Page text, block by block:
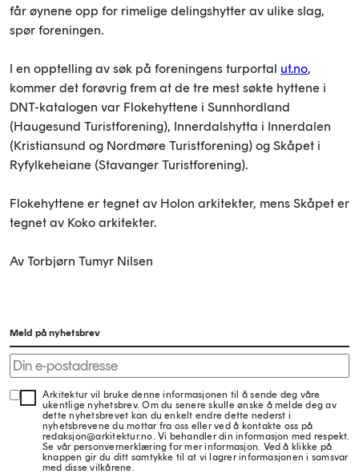
får øynene opp for rimelige delingshytter av ulike slag,
spør foreningen.
I en opptelling av søk på foreningens turportal ut.no,
kommer det forøvrig frem at de tre mest søkte hyttene i
DNT-katalogen var Flokehyttene i Sunnhordland
(Haugesund Turistforening), Innerdalshytta i Innerdalen
(Kristiansund og Nordmøre Turistforening) og Skåpet i
Ryfylkeheiane (Stavanger Turistforening).
Flokehyttene er tegnet av Holon arkitekter, mens Skåpet er
tegnet av Koko arkitekter.
Av Torbjørn Tumyr Nilsen
Meld på nyhetsbrev
Arkitektur vil bruke denne informasjonen til å sende deg våre
ukentlige nyhetsbrev. Om du senere skulle ønske å melde deg av
dette nyhetsbrevet kan du enkelt endre dette nederst i
nyhetsbrevene du mottar fra oss eller ved å kontakte oss på
redaksjon@arkitektur.no. Vi behandler din informasjon med respekt.
Se vår personvernerklæring for mer informasjon. Ved å klikke på
knappen gir du ditt samtykke til at vi lagrer informasjonen i samsvar
med disse vilkårene.